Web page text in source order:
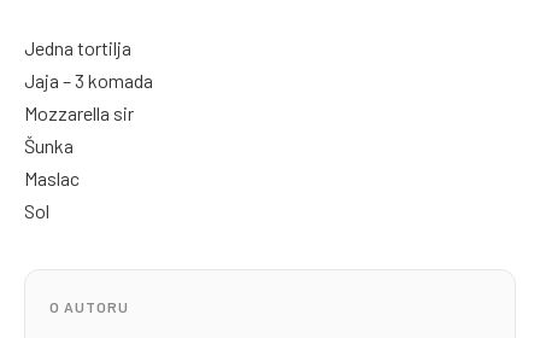
Jedna tortilja
Jaja – 3 komada
Mozzarella sir
Šunka
Maslac
Sol
O AUTORU